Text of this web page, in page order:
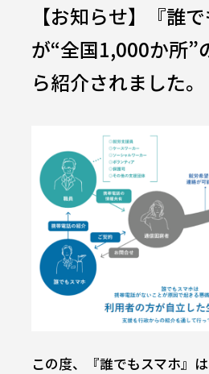
【お知らせ】『誰で
が“全国1,000か所”
ら紹介されました。
この度、『誰でもスマホ』